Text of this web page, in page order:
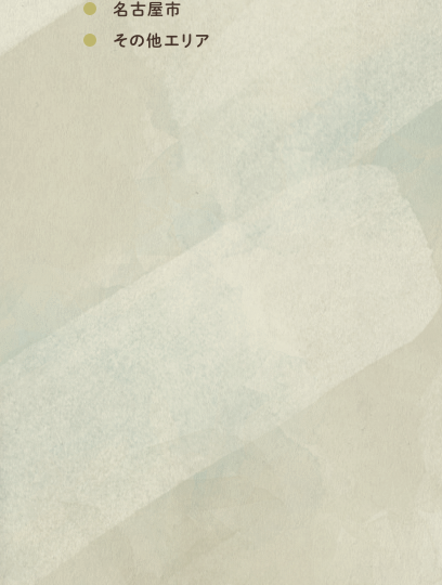
名古屋市
その他エリア